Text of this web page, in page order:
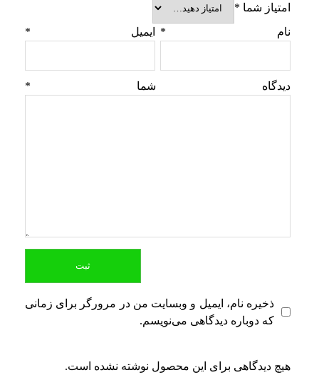
امتیاز شما*
دیدگاه شما
نام ایمیل
ذخیره نام، ایمیل و وبسایت من در مرورگر برای زمانی
که دوباره دیدگاهی می‌نویسم.
هیچ دیدگاهی برای این محصول نوشته نشده است.